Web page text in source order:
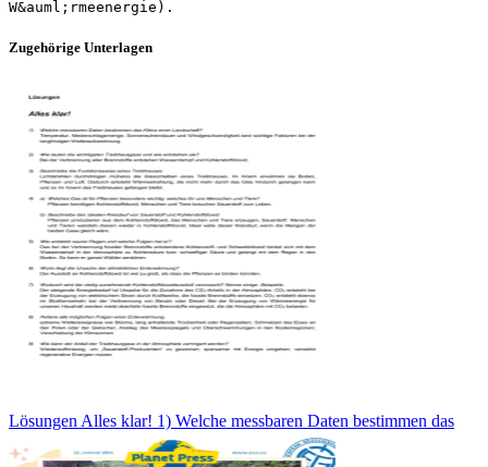
Zugehörige Unterlagen
Lösungen Alles klar! 1) Welche messbaren Daten bestimmen das